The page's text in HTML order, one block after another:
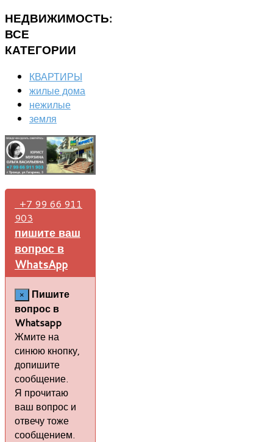
НЕДВИЖИМОСТЬ:
ВСЕ
КАТЕГОРИИ
КВАРТИРЫ
жилые дома
нежилые
земля
+7 99 66 911
903
пишите ваш
вопрос в
WhatsApp
×
Пишите
вопрос в
Whatsapp
Жмите на
синюю кнопку,
допишите
сообщение.
Я прочитаю
ваш вопрос и
отвечу тоже
сообщением.